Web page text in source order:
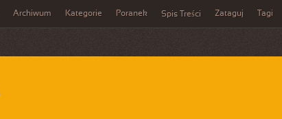
Archiwum Kategorie Poranek Spis Treści Zataguj Tagi